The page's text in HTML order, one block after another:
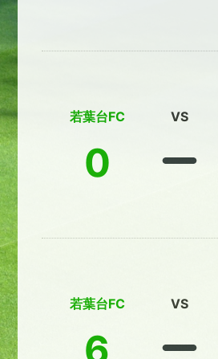
若葉台FC
0
VS
若葉台FC
6
VS